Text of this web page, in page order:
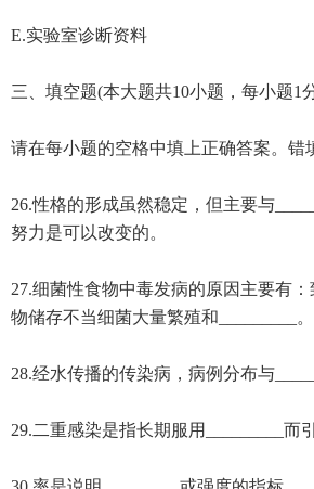
E.实验室诊断资料
三、填空题(本大题共10小题，每小题1
请在每小题的空格中填上正确答案。错
26.性格的形成虽然稳定，但主要与
努力是可以改变的。
27.细菌性食物中毒发病的原因主要有
物储存不当细菌大量繁殖和_________。
28.经水传播的传染病，病例分布与
29.二重感染是指长期服用_________而